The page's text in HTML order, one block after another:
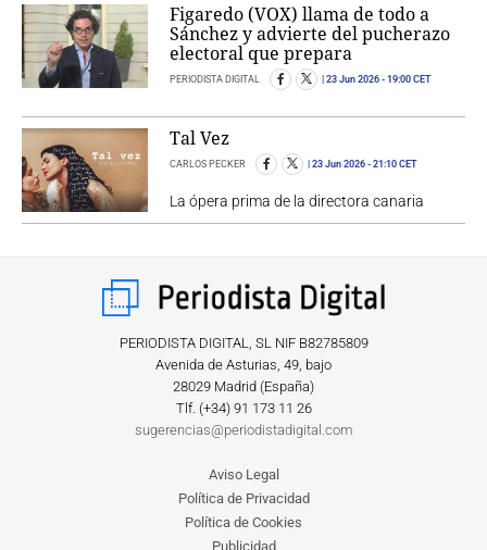
Figaredo (VOX) llama de todo a
Sánchez y advierte del pucherazo
electoral que prepara
PERIODISTA DIGITAL 23 Jun 2026 - 19:00 CET
Tal Vez
CARLOS PECKER 23 Jun 2026 - 21:10 CET
La ópera prima de la directora canaria
PERIODISTA DIGITAL, SL NIF B82785809
Avenida de Asturias, 49, bajo
28029 Madrid (España)
Tlf. (+34) ‎91 173 11 26
sugerencias@periodistadigital.com
Aviso Legal
Política de Privacidad
Política de Cookies
Publicidad